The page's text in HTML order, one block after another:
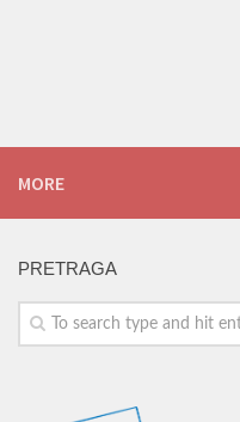
MORE
PRETRAGA